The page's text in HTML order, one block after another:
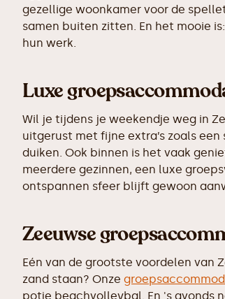
gezellige woonkamer voor de
samen buiten zitten. En het mooie
hun werk.
Luxe
Wil je tijdens je weekendje weg in
uitgerust met fijne extra’s zoals
duiken. Ook binnen is het vaak
meerdere gezinnen, een luxe
ontspannen sfeer blijft gewoon
Zeeuwse
Eén van de grootste voordelen van
zand staan? Onze
potje beachvolleybal. En 's avonds